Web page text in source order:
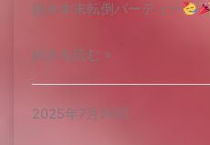
脱☆本末転倒パーティー
続きを読む »
2025年7月20日